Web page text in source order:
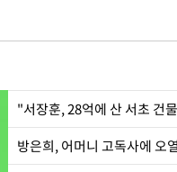
"서장훈, 28억에 산 서초 건
방은희, 어머니 고독사에 오